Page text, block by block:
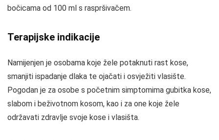
bočicama od 100 ml s raspršivačem.
Terapijske indikacije
Namijenjen je osobama koje žele potaknuti rast kose,
smanjiti ispadanje dlaka te ojačati i osvježiti vlasište.
Pogodan je za osobe s početnim simptomima gubitka kose,
slabom i beživotnom kosom, kao i za one koje žele
održavati zdravlje svoje kose i vlasišta.